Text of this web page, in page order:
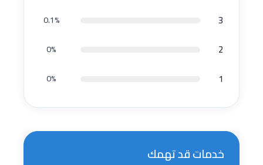
3
0.1%
2
0%
1
0%
خدمات قد تهمك